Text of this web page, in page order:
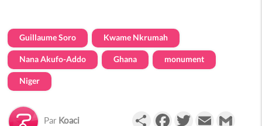
Guillaume Soro Kwame Nkrumah
Nana Akufo-Addo Ghana monument
Niger
Par Koaci PartagerFacebookTwitterEmail